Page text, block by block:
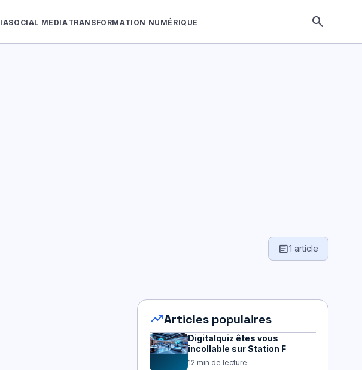
IASOCIAL MEDIATRANSFORMATION NUMÉRIQUE search
article1 article
trending_upArticles populaires
Digitalquiz êtes vous
incollable sur Station F
12 min de lecture